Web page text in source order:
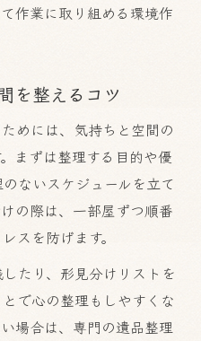
作業に取り組める環境作
を整えるコツ
めには、気持ちと空間の
まずは整理する目的や優
ないスケジュールを立て
の際は、一部屋ずつ順番
スを防げます。
たり、形見分けリストを
で心の整理もしやすくな
場合は、専門の遺品整理